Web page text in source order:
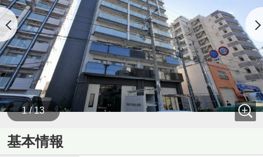
1 / 13
基本情報